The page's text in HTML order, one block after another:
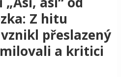
Z hitu
přeslazený
a kritici